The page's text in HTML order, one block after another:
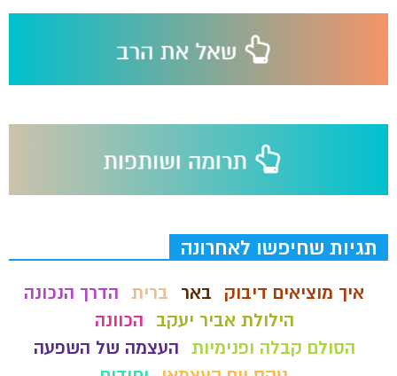
תגיות שחיפשו לאחרונה
איך מוציאים דיבוק באר ברית הדרך הנכונה
הילולת אביר יעקב
הכוונה
הסולם קבלה ופנימיות העצמה של השפעה